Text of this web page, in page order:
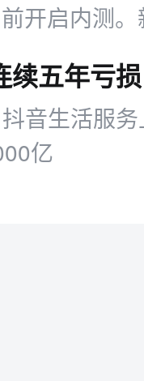
开启内测
音生活服
亿